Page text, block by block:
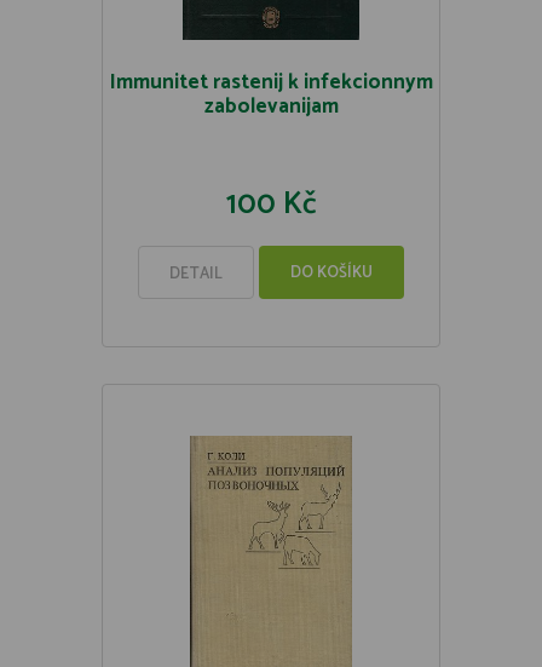
Immunitet rastenij k infekcionnym
zabolevanijam
100 Kč
DETAIL DO KOŠÍKU